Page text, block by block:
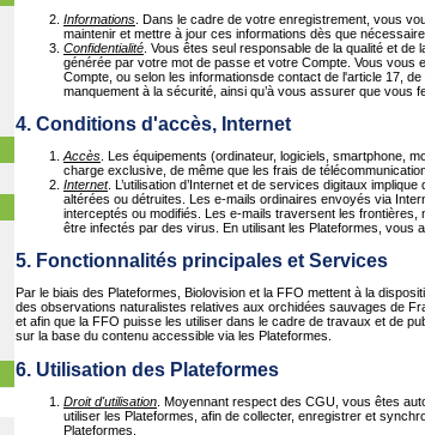
Informations . Dans le cadre de votre enregistrement, vous
maintenir et mettre à jour ces informations dès que nécessaire.
Confidentialité . Vous êtes seul responsable de la qualité et
générée par votre mot de passe et votre Compte. Vous vous
Compte, ou selon les informationsde contact de l'article 17,
manquement à la sécurité, ainsi qu’à vous assurer que vous
4. Conditions d'accès, Internet
Accès . Les équipements (ordinateur, logiciels, smartphone,
charge exclusive, de même que les frais de
Internet. L’utilisation d’Internet et de services digitaux
altérées ou détruites. Les e-mails ordinaires envoyés via
interceptés ou modifiés. Les e-mails traversent les
être infectés par des virus. En utilisant les Plateformes, vous
5. Fonctionnalités principales et Services
Par le biais des Plateformes, Biolovision et la FFO mettent à la
des observations naturalistes relatives aux orchidées sauvages de
et afin que la FFO puisse les utiliser dans le cadre de travaux et de
sur la base du contenu accessible via les Plateformes.
6. Utilisation des Plateformes
Droit d'utilisation . Moyennant respect des CGU, vous êtes
utiliser les Plateformes, afin de collecter, enregistrer et
Plateformes.